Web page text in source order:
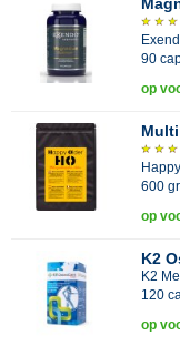
90
op
600
op
K2
K2
120
op